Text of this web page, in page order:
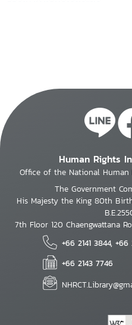
Human Rights
Office of the National
The Government
His Majesty the King 80th
7th Floor 120 Chaengwattana
+66 2141 3844, +66
+66 2143 7746